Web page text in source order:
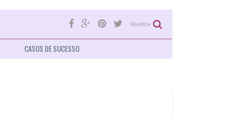
SEARCH
CASOS DE SUCESSO